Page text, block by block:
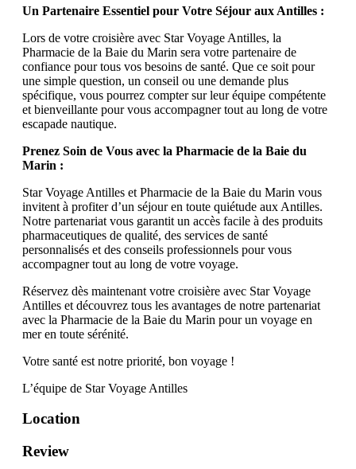
Un Partenaire Essentiel pour Votre Séjour aux Antilles :
Lors de votre croisière avec Star Voyage Antilles, la
Pharmacie de la Baie du Marin sera votre partenaire de
confiance pour tous vos besoins de santé. Que ce soit pour
une simple question, un conseil ou une demande plus
spécifique, vous pourrez compter sur leur équipe compétente
et bienveillante pour vous accompagner tout au long de votre
escapade nautique.
Prenez Soin de Vous avec la Pharmacie de la Baie du
Marin :
Star Voyage Antilles et Pharmacie de la Baie du Marin vous
invitent à profiter d’un séjour en toute quiétude aux Antilles.
Notre partenariat vous garantit un accès facile à des produits
pharmaceutiques de qualité, des services de santé
personnalisés et des conseils professionnels pour vous
accompagner tout au long de votre voyage.
Réservez dès maintenant votre croisière avec Star Voyage
Antilles et découvrez tous les avantages de notre partenariat
avec la Pharmacie de la Baie du Marin pour un voyage en
mer en toute sérénité.
Votre santé est notre priorité, bon voyage !
L’équipe de Star Voyage Antilles
Location
Review